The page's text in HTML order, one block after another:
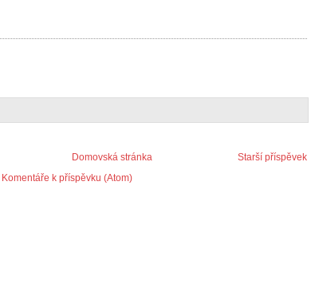
Starší příspěvek
Domovská stránka
Komentáře k příspěvku (Atom)